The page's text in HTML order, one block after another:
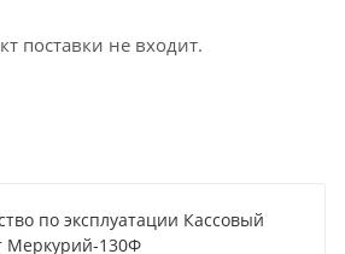
поставки не входит.
по эксплуатации Кассовый
Меркурий-130Ф